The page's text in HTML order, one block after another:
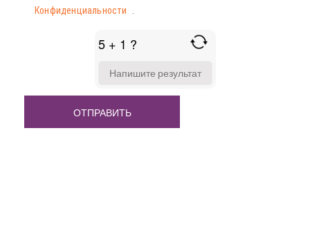
Конфиденциальности
.
5 + 1 ?
FOR
5
+